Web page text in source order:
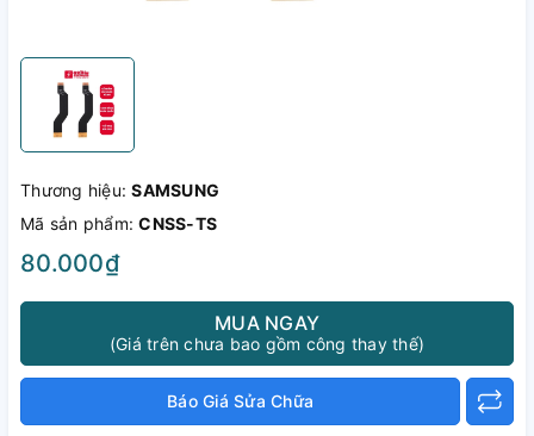
Thương hiệu:SAMSUNG
Mã sản phẩm:CNSS-TS
80.000₫
MUA NGAY
(Giá trên chưa bao gồm công thay thế)
Báo Giá Sửa Chữa